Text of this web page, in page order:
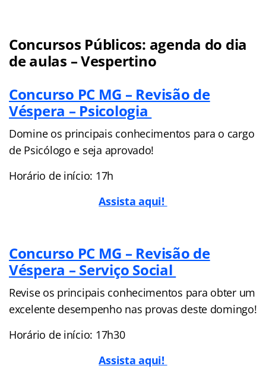
Concursos Públicos: agenda do dia
de aulas – Vespertino
Concurso PC MG – Revisão de
Véspera – Psicologia
Domine os principais conhecimentos para o cargo
de Psicólogo e seja aprovado!
Horário de início: 17h
Assista aqui!
Concurso PC MG – Revisão de
Véspera – Serviço Social
Revise os principais conhecimentos para obter um
excelente desempenho nas provas deste domingo!
Horário de início: 17h30
Assista aqui!